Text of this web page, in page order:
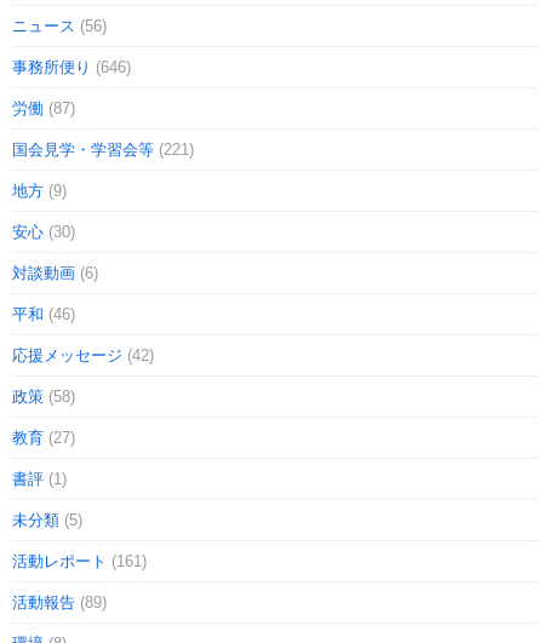
ニュース (56)
事務所便り (646)
労働 (87)
国会見学・学習会等 (221)
地方 (9)
安心 (30)
対談動画 (6)
平和 (46)
応援メッセージ (42)
政策 (58)
教育 (27)
書評 (1)
未分類 (5)
活動レポート (161)
活動報告 (89)